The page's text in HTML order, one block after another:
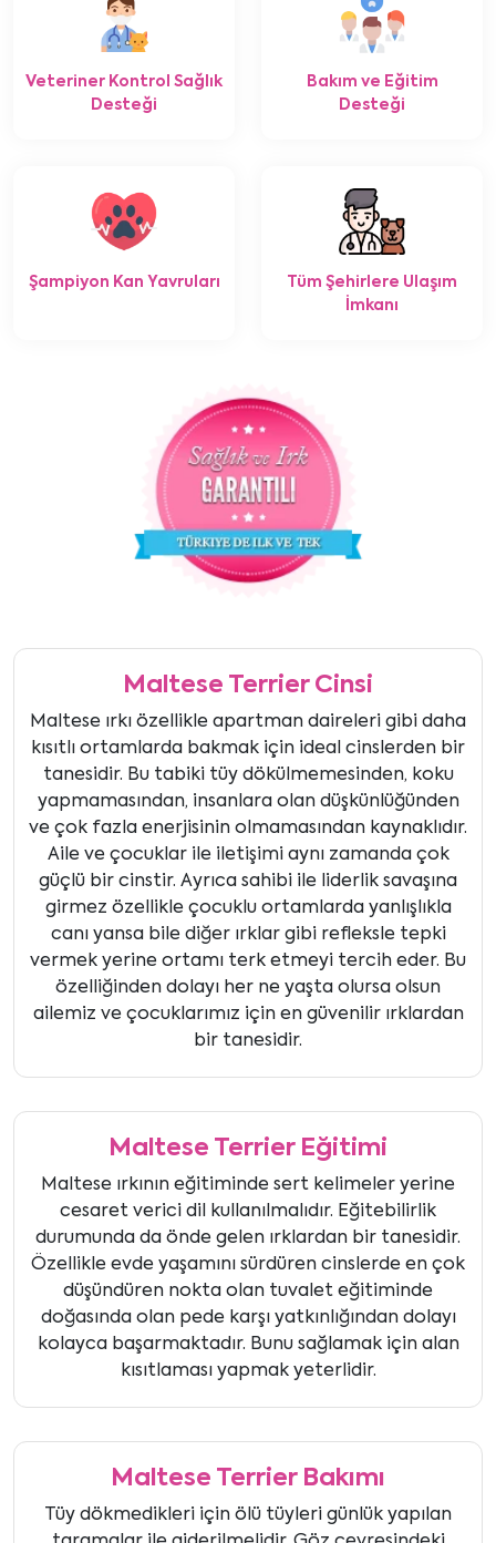
Veteriner Kontrol Sağlık
Desteği
Bakım ve Eğitim
Desteği
Şampiyon Kan Yavruları
Tüm Şehirlere Ulaşım
İmkanı
Maltese Terrier Cinsi
Maltese ırkı özellikle apartman daireleri gibi daha
kısıtlı ortamlarda bakmak için ideal cinslerden bir
tanesidir. Bu tabiki tüy dökülmemesinden, koku
yapmamasından, insanlara olan düşkünlüğünden
ve çok fazla enerjisinin olmamasından kaynaklıdır.
Aile ve çocuklar ile iletişimi aynı zamanda çok
güçlü bir cinstir. Ayrıca sahibi ile liderlik savaşına
girmez özellikle çocuklu ortamlarda yanlışlıkla
canı yansa bile diğer ırklar gibi refleksle tepki
vermek yerine ortamı terk etmeyi tercih eder. Bu
özelliğinden dolayı her ne yaşta olursa olsun
ailemiz ve çocuklarımız için en güvenilir ırklardan
bir tanesidir.
Maltese Terrier Eğitimi
Maltese ırkının eğitiminde sert kelimeler yerine
cesaret verici dil kullanılmalıdır. Eğitebilirlik
durumunda da önde gelen ırklardan bir tanesidir.
Özellikle evde yaşamını sürdüren cinslerde en çok
düşündüren nokta olan tuvalet eğitiminde
doğasında olan pede karşı yatkınlığından dolayı
kolayca başarmaktadır. Bunu sağlamak için alan
kısıtlaması yapmak yeterlidir.
Maltese Terrier Bakımı
Tüy dökmedikleri için ölü tüyleri günlük yapılan